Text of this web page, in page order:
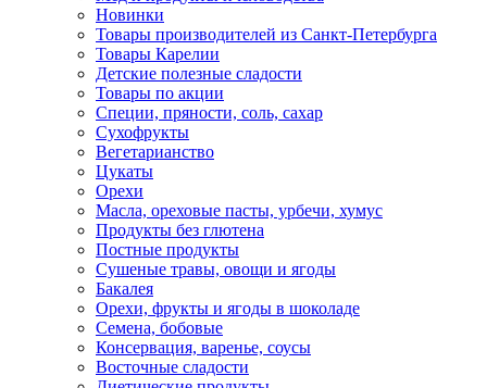
Новинки
Товары производителей из Санкт-Петербурга
Товары Карелии
Детские полезные сладости
Товары по акции
Специи, пряности, соль, сахар
Сухофрукты
Вегетарианство
Цукаты
Орехи
Масла, ореховые пасты, урбечи, хумус
Продукты без глютена
Постные продукты
Сушеные травы, овощи и ягоды
Бакалея
Орехи, фрукты и ягоды в шоколаде
Семена, бобовые
Консервация, варенье, соусы
Восточные сладости